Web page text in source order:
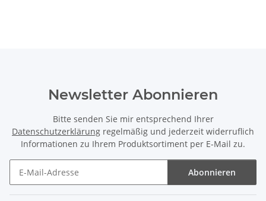
Newsletter Abonnieren
Bitte senden Sie mir entsprechend Ihrer
Datenschutzerklärung regelmäßig und jederzeit widerruflich
Informationen zu Ihrem Produktsortiment per E-Mail zu.
Abonnieren